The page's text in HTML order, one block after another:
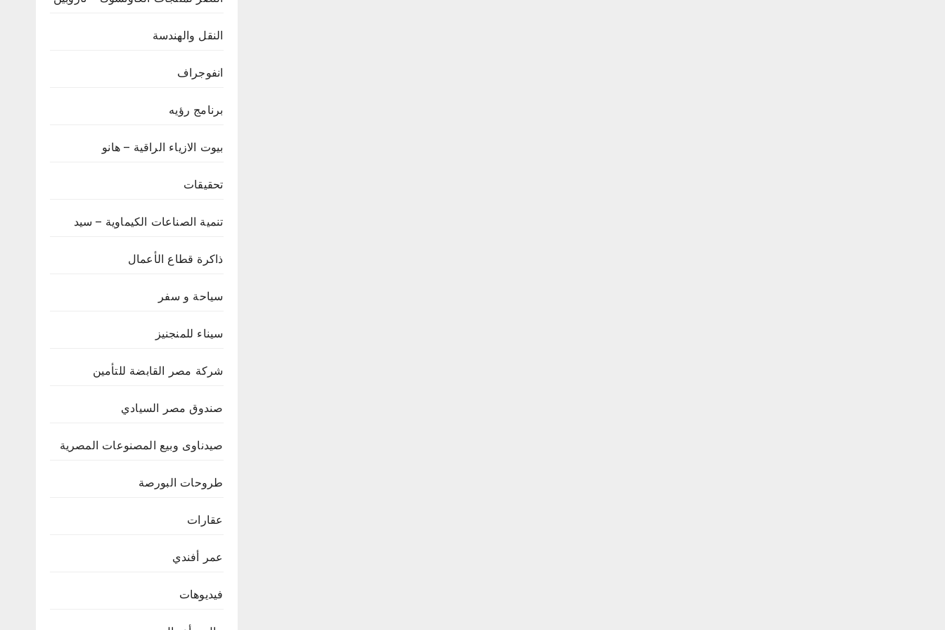
النقل والهندسة
انفوجراف
برنامج رؤيه
بيوت الازياء الراقية – هانو
تحقيقات
تنمية الصناعات الكيماوية – سيد
ذاكرة قطاع الأعمال
سياحة و سفر
سيناء للمنجنيز
شركة مصر القابضة للتأمين
صندوق مصر السيادي
صيدناوى وبيع المصنوعات المصرية
طروحات البورصة
عقارات
عمر أفندي
فيديوهات